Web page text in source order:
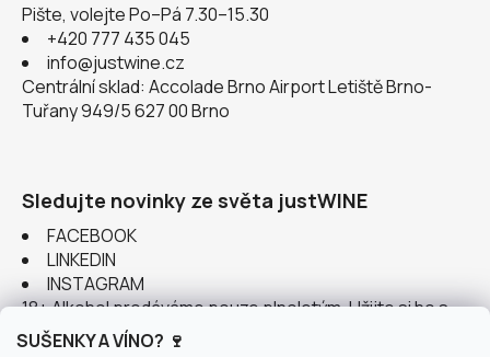
SUŠENKY A VÍNO? 🍷
Pište, volejte Po–Pá 7.30–15.30
+420 777 435 045
info@justwine.cz
Centrální sklad: Accolade Brno Airport Letiště Brno-
Tuřany 949/5 627 00 Brno
Sledujte novinky ze světa justWINE
FACEBOOK
LINKEDIN
INSTAGRAM
18+ Alkohol prodáváme pouze plnoletým. Užijte si ho s
rozumem.